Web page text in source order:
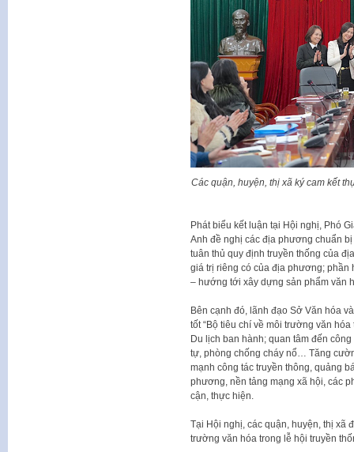
Các quận, huyện, thị xã ký cam kết
Phát biểu kết luận tại Hội nghị, Phó
Anh đề nghị các địa phương chuẩn
tuân thủ quy định truyền thống của
giá trị riêng có của địa phương;
– hướng tới xây dựng sản phẩm văn
Bên cạnh đó, lãnh đạo Sở Văn hóa
tốt “Bộ tiêu chí về môi trường văn
Du lịch ban hành; quan tâm đến
tự, phòng chống cháy nổ… Tăng
mạnh công tác truyền thông, quảng
phương, nền tảng mạng xã hội, các
cận, thực hiện.
Tại Hội nghị, các quận, huyện, thị xã
trường văn hóa trong lễ hội truyền